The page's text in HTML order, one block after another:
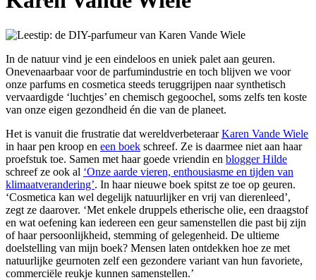
In de natuur vind je een eindeloos en uniek palet aan geuren.
Onevenaarbaar voor de parfumindustrie en toch blijven we voor
onze parfums en cosmetica steeds teruggrijpen naar synthetisch
vervaardigde ‘luchtjes’ en chemisch gegoochel, soms zelfs ten koste
van onze eigen gezondheid én die van de planeet.
Het is vanuit die frustratie dat wereldverbeteraarKaren Vande Wiele
in haar pen kroop en een boek schreef. Ze is daarmee niet aan haar
proefstuk toe. Samen met haar goede vriendin en blogger Hilde
schreef ze ook al ‘Onze aarde vieren, enthousiasme en tijden van
klimaatverandering’. In haar nieuwe boek spitst ze toe op geuren.
‘Cosmetica kan wel degelijk natuurlijker en vrij van dierenleed’,
zegt ze daarover. ‘Met enkele druppels etherische olie, een draagstof
en wat oefening kan iedereen een geur samenstellen die past bij zijn
of haar persoonlijkheid, stemming of gelegenheid. De ultieme
doelstelling van mijn boek? Mensen laten ontdekken hoe ze met
natuurlijke geurnoten zelf een gezondere variant van hun favoriete,
commerciële reukje kunnen samenstellen.’